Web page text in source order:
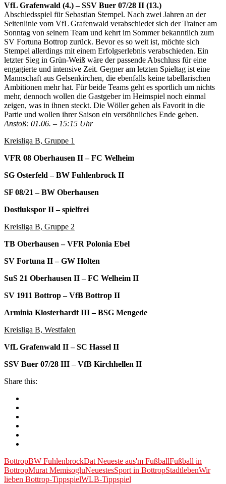
VfL Grafenwald (4.) – SSV Buer 07/28 II (13.)
Abschiedsspiel für Sebastian Stempel. Nach zwei Jahren an der
Seitenlinie vom VfL Grafenwald verabschiedet sich der Trainer am
Sonntag von seinem Team und kehrt im Sommer bekanntlich zum
SV Fortuna Bottrop zurück. Bevor es so weit ist, möchte sich
Stempel allerdings mit einem Erfolgserlebnis verabschieden. Ein
letzter Sieg in Grün-Weiß wäre der passende Abschluss für eine
engagierte und intensive Zeit. Gegner am letzten Spieltag ist eine
Mannschaft aus Gelsenkirchen, die ebenfalls keine tabellarischen
Ambitionen mehr hat. Für beide Teams geht es sportlich um nichts
mehr, dennoch wollen die Gastgeber im Heimspiel noch einmal
zeigen, was in ihnen steckt. Die Wöller gehen als Favorit in die
Partie und wollen ihrer Saison ein versöhnliches Ende geben.
Anstoß: 01.06. – 15:15 Uhr
Kreisliga B, Gruppe 1
VFR 08 Oberhausen II – FC Welheim
SG Osterfeld – BW Fuhlenbrock II
SF 08/21 – BW Oberhausen
Dostlukspor II – spielfrei
Kreisliga B, Gruppe 2
TB Oberhausen – VFR Polonia Ebel
SV Fortuna II – GW Holten
SuS 21 Oberhausen II – FC Welheim II
SV 1911 Bottrop – VfB Bottrop II
Arminia Klosterhardt III – BSG Mengede
Kreisliga B, Westfalen
VfL Grafenwald II – SC Hassel II
SSV Buer 07/28 III – VfB Kirchhellen II
Share this:
BottropBW FuhlenbrockDat Neueste aus'm FußballFußball in
BottropMurat MemisogluNeuestesSport in BottropStadtlebenWir
lieben Bottrop-TippspielWLB-Tippspiel